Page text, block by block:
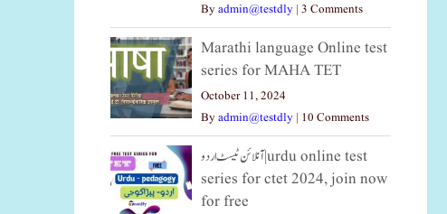
Byadmin@testdly | 3 Comments
Marathi language Online test
series for MAHA TET
October 11, 2024
Byadmin@testdly | 10 Comments
آنلائن ٹیسٹ اردو|urdu online test
series for ctet 2024, join now
for free